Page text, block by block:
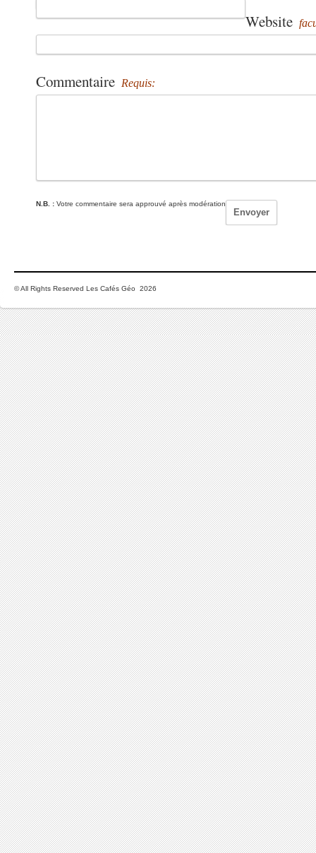
Website
Commentaire Requis:
N.B. : Votre commentaire sera approuvé après modération
© All Rights Reserved Les Cafés Géo 2026